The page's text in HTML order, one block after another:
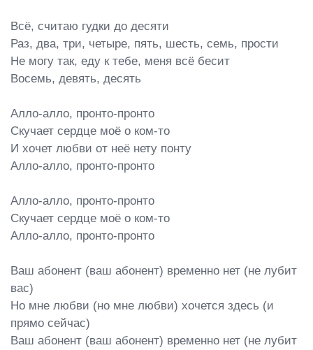
Всё, считаю гудки до десяти
Раз, два, три, четыре, пять, шесть, семь, прости
Не могу так, еду к тебе, меня всё бесит
Восемь, девять, десять
Алло-алло, пронто-пронто
Скучает сердце моё о ком-то
И хочет любви от неё нету понту
Алло-алло, пронто-пронто
Алло-алло, пронто-пронто
Скучает сердце моё о ком-то
Алло-алло, пронто-пронто
Ваш абонент (ваш абонент) временно нет (не лубит
вас)
Но мне любви (но мне любви) хочется здесь (и
прямо сейчас)
Ваш абонент (ваш абонент) временно нет (не лубит